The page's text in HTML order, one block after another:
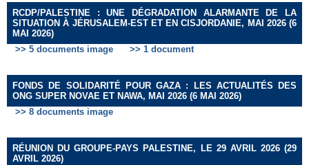
RCDP/PALESTINE : UNE DÉGRADATION ALARMANTE DE LA
SITUATION À JÉRUSALEM-EST ET EN CISJORDANIE, MAI 2026 (6
MAI 2026)
>> 5 documents image
>> 1 document
FONDS DE SOLIDARITÉ POUR GAZA : LES ACTUALITÉS DES
ONG SUPER NOVAE ET NAWA, MAI 2026 (6 MAI 2026)
>> 8 documents image
RÉUNION DU GROUPE-PAYS PALESTINE, LE 29 AVRIL 2026 (29
AVRIL 2026)